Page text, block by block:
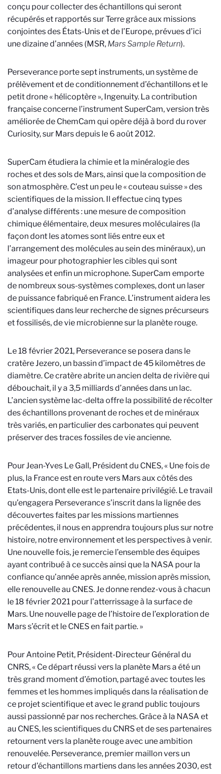
conçu pour collecter des échantillons qui seront
récupérés et rapportés sur Terre grâce aux missions
conjointes des États-Unis et de l’Europe, prévues d’ici
une dizaine d’années (MSR, Mars Sample Return).
Perseverance porte sept instruments, un système de
prélèvement et de conditionnement d’échantillons et le
petit drone « hélicoptère », Ingenuity. La contribution
française concerne l’instrument SuperCam, version très
améliorée de ChemCam qui opère déjà à bord du rover
Curiosity, sur Mars depuis le 6 août 2012.
SuperCam étudiera la chimie et la minéralogie des
roches et des sols de Mars, ainsi que la composition de
son atmosphère. C’est un peu le « couteau suisse » des
scientifiques de la mission. Il effectue cinq types
d’analyse différents : une mesure de composition
chimique élémentaire, deux mesures moléculaires (la
façon dont les atomes sont liés entre eux et
l’arrangement des molécules au sein des minéraux), un
imageur pour photographier les cibles qui sont
analysées et enfin un microphone. SuperCam emporte
de nombreux sous-systèmes complexes, dont un laser
de puissance fabriqué en France. L’instrument aidera les
scientifiques dans leur recherche de signes précurseurs
et fossilisés, de vie microbienne sur la planète rouge.
Le 18 février 2021, Perseverance se posera dans le
cratère Jezero, un bassin d’impact de 45 kilomètres de
diamètre. Ce cratère abrite un ancien delta de rivière qui
débouchait, il y a 3,5 milliards d’années dans un lac.
L’ancien système lac-delta offre la possibilité de récolter
des échantillons provenant de roches et de minéraux
très variés, en particulier des carbonates qui peuvent
préserver des traces fossiles de vie ancienne.
Pour Jean-Yves Le Gall, Président du CNES, « Une fois de
plus, la France est en route vers Mars aux côtés des
Etats-Unis, dont elle est le partenaire privilégié. Le travail
qu’engagera Perseverance s’inscrit dans la lignée des
découvertes faites par les missions martiennes
précédentes, il nous en apprendra toujours plus sur notre
histoire, notre environnement et les perspectives à venir.
Une nouvelle fois, je remercie l’ensemble des équipes
ayant contribué à ce succès ainsi que la NASA pour la
confiance qu’année après année, mission après mission,
elle renouvelle au CNES. Je donne rendez-vous à chacun
le 18 février 2021 pour l’atterrissage à la surface de
Mars. Une nouvelle page de l’histoire de l’exploration de
Mars s’écrit et le CNES en fait partie. »
Pour Antoine Petit, Président-Directeur Général du
CNRS, « Ce départ réussi vers la planète Mars a été un
très grand moment d’émotion, partagé avec toutes les
femmes et les hommes impliqués dans la réalisation de
ce projet scientifique et avec le grand public toujours
aussi passionné par nos recherches. Grâce à la NASA et
au CNES, les scientifiques du CNRS et de ses partenaires
retournent vers la planète rouge avec une ambition
renouvelée. Perseverance, premier maillon vers un
retour d’échantillons martiens dans les années 2030, est